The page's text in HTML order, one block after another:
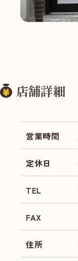
店舗詳細
営業時間
定休日
TEL
FAX
住所